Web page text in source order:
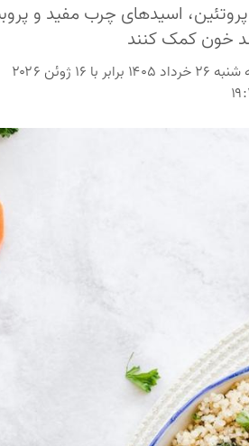
پروتئین، اسیدهای چرب مفید و
خون کمک کنند
سه شنبه ۲۶ خرداد ۱۴۰۵ برابر با ۱۶ ژوئن ۲۰۲۶